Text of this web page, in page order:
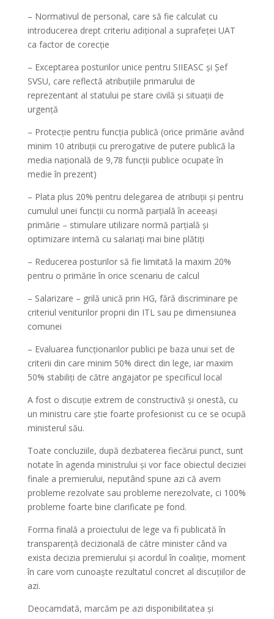
– ⁠Normativul de personal, care să fie calculat cu
introducerea drept criteriu adițional a suprafeței UAT
ca factor de corecție
– ⁠Exceptarea posturilor unice pentru SIIEASC și Șef
SVSU, care reflectă atribuțiile primarului de
reprezentant al statului pe stare civilă și situații de
urgență
– ⁠Protecție pentru funcția publică (orice primărie având
minim 10 atribuții cu prerogative de putere publică la
media națională de 9,78 funcții publice ocupate în
medie în prezent)
– ⁠Plata plus 20% pentru delegarea de atribuții și pentru
cumulul unei funcții cu normă parțială în aceeași
primărie – stimulare utilizare normă parțială și
optimizare internă cu salariați mai bine plătiți
– ⁠Reducerea posturilor să fie limitată la maxim 20%
pentru o primărie în orice scenariu de calcul
– ⁠Salarizare – grilă unică prin HG, fără discriminare pe
criteriul veniturilor proprii din ITL sau pe dimensiunea
comunei
– ⁠Evaluarea funcționarilor publici pe baza unui set de
criterii din care minim 50% direct din lege, iar maxim
50% stabiliți de către angajator pe specificul local
A fost o discuție extrem de constructivă și onestă, cu
un ministru care știe foarte profesionist cu ce se ocupă
ministerul său.
Toate concluziile, după dezbaterea fiecărui punct, sunt
notate în agenda ministrului și vor face obiectul deciziei
finale a premierului, neputând spune azi că avem
probleme rezolvate sau probleme nerezolvate, ci 100%
probleme foarte bine clarificate pe fond.
Forma finală a proiectului de lege va fi publicată în
transparență decizională de către minister când va
exista decizia premierului și acordul în coaliție, moment
în care vom cunoaște rezultatul concret al discuțiilor de
azi.
Deocamdată, marcăm pe azi disponibilitatea și